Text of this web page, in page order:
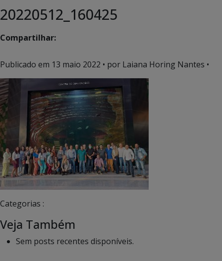
20220512_160425
Compartilhar:
Publicado em 13 maio 2022 • por Laiana Horing Nantes •
Categorias :
Veja Também
Sem posts recentes disponíveis.